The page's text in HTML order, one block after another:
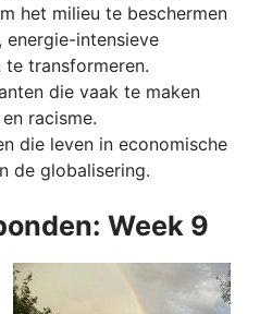
het milieu te beschermen
energie-intensieve
te transformeren.
die vaak te maken
racisme.
die leven in economische
de globalisering.
Week 9